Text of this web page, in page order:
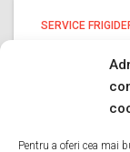
Pentru a oferi cea mai
SERVICE
service
service
pagina
faceti este sa